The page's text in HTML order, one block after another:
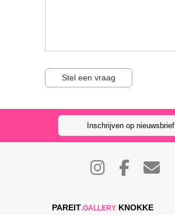
Stel een vraag
Inschrijven op nieuwsbrief
PAREIT.GALLERY KNOKKE